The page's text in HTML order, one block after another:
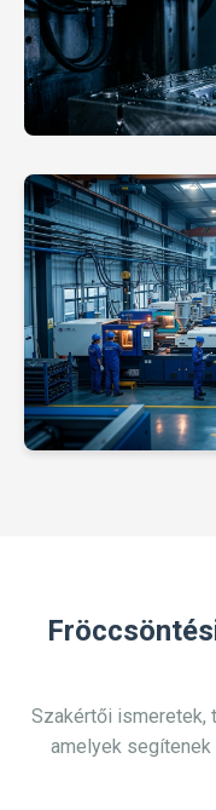
Szakértői ismeretek,
amelyek